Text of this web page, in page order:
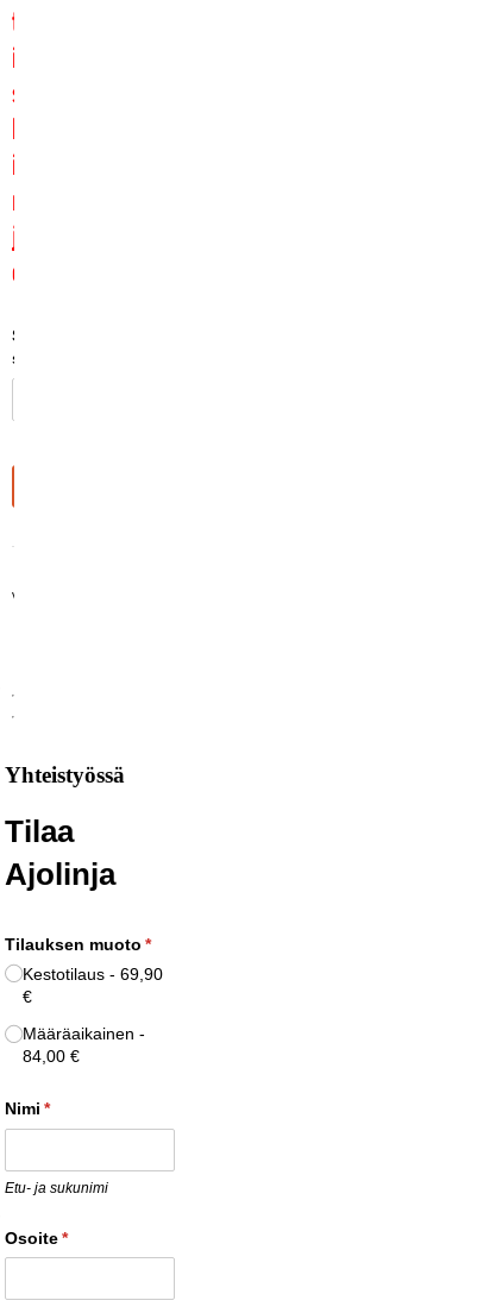
Yhteistyössä
Tilaa
Ajolinja
Tilauksen muoto *
(pakollinen)
Kestotilaus
69,90
€
Määräaikainen
84,00 €
Nimi *
(pakollinen)
Etu- ja sukunimi
Osoite*
(pakollinen)